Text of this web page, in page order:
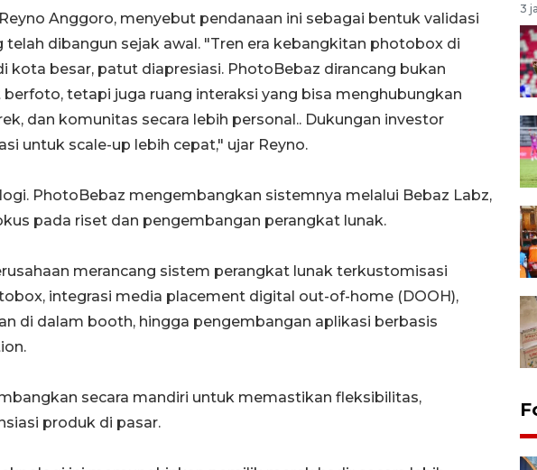
Anggoro, menyebut pendanaan ini sebagai bentuk validasi
telah dibangun sejak awal. "Tren era kebangkitan photobox di
kota besar, patut diapresiasi. PhotoBebaz dirancang bukan
tetapi juga ruang interaksi yang bisa menghubungkan
dan komunitas secara lebih personal.. Dukungan investor
untuk scale-up lebih cepat," ujar Reyno.
PhotoBebaz mengembangkan sistemnya melalui Bebaz Labz,
pada riset dan pengembangan perangkat lunak.
merancang sistem perangkat lunak terkustomisasi
integrasi media placement digital out-of-home (DOOH),
di dalam booth, hingga pengembangan aplikasi berbasis
secara mandiri untuk memastikan fleksibilitas,
produk di pasar.
3